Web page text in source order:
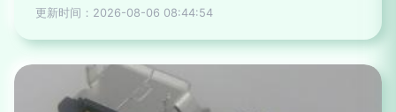
更新时间：2026-08-06 08:44:54